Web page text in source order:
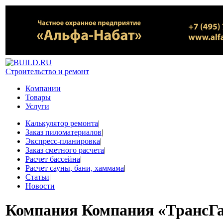
Строительство и ремонт
Компании
Товары
Услуги
Калькулятор ремонта|
Заказ пиломатериалов|
Экспресс-планировка|
Заказ сметного расчета|
Расчет бассейна|
Расчет сауны, бани, хаммама|
Статьи|
Новости
Компания Компания